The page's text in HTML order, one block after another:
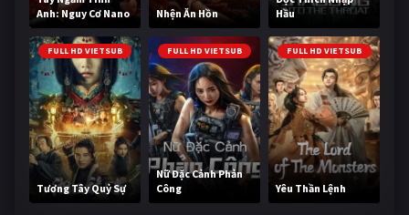
Anh: Nguy Cơ Nano
Nhện Ăn Hồn
Hầu
FULL HD VIETSUB
Tương Tây Quỷ Sự
FULL HD VIETSUB
Nữ Đặc Cảnh Phản
Công
FULL HD VIETSUB
Yêu Thần Lệnh